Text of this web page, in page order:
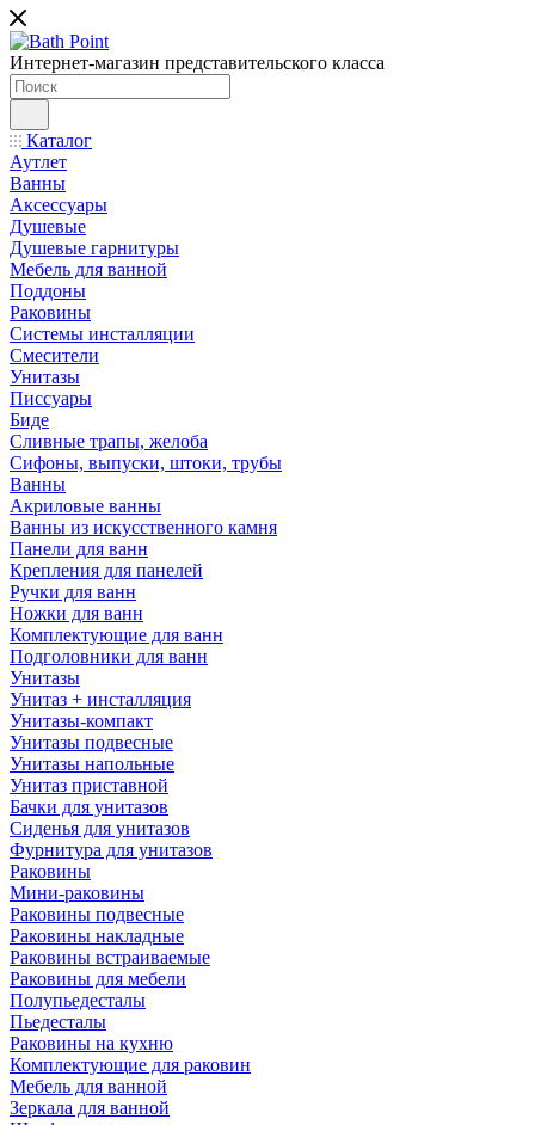
Интернет-магазин представительского класса
Каталог
Аутлет
Ванны
Аксессуары
Душевые
Душевые гарнитуры
Мебель для ванной
Поддоны
Раковины
Системы инсталляции
Смесители
Унитазы
Писсуары
Биде
Сливные трапы, желоба
Сифоны, выпуски, штоки, трубы
Ванны
Акриловые ванны
Ванны из искусственного камня
Панели для ванн
Крепления для панелей
Ручки для ванн
Ножки для ванн
Комплектующие для ванн
Подголовники для ванн
Унитазы
Унитаз + инсталляция
Унитазы-компакт
Унитазы подвесные
Унитазы напольные
Унитаз приставной
Бачки для унитазов
Сиденья для унитазов
Фурнитура для унитазов
Раковины
Мини-раковины
Раковины подвесные
Раковины накладные
Раковины встраиваемые
Раковины для мебели
Полупьедесталы
Пьедесталы
Раковины на кухню
Комплектующие для раковин
Мебель для ванной
Зеркала для ванной